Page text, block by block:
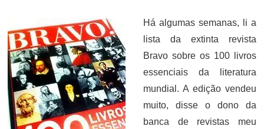
Há algumas semanas, li a
lista da extinta revista
Bravo sobre os 100 livros
essenciais da literatura
mundial. A edição vendeu
muito, disse o dono da
banca de revistas meu